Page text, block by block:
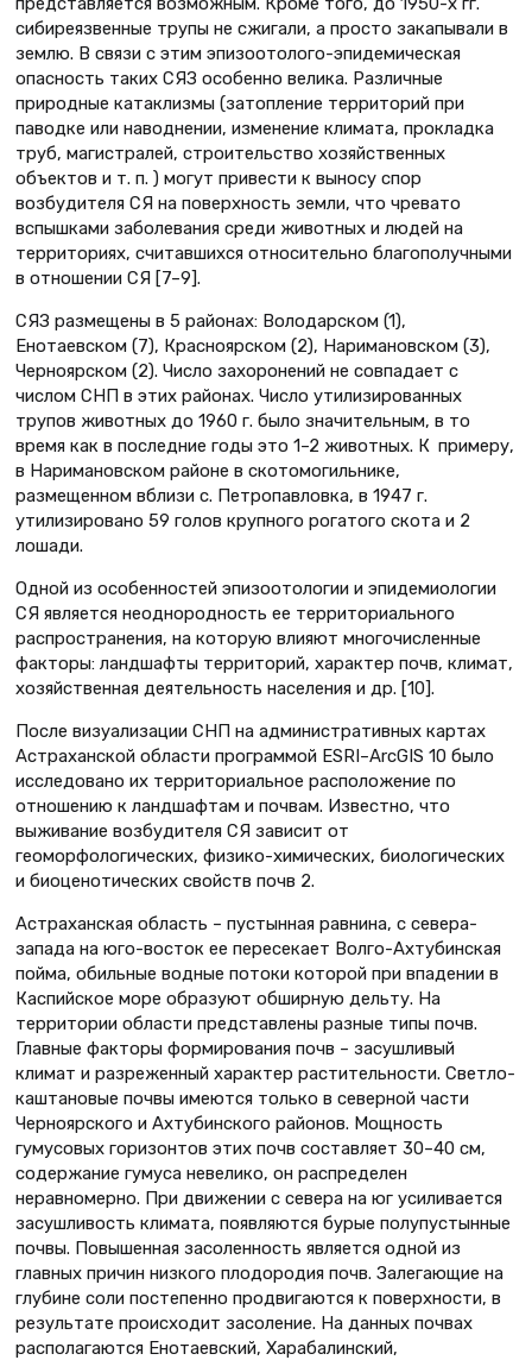
сибиреязвенные трупы не сжигали, а просто закапывали в
землю. В связи с этим эпизоотолого-эпидемическая
опасность таких СЯЗ особенно велика. Различные
природные катаклизмы (затопление территорий при
паводке или наводнении, изменение климата, прокладка
труб, магистралей, строительство хозяйственных
объектов и т. п. ) могут привести к выносу спор
возбудителя СЯ на поверхность земли, что чревато
вспышками заболевания среди животных и людей на
территориях, считавшихся относительно благополучными
в отношении СЯ [7–9].
СЯЗ размещены в 5 районах: Володарском (1),
Енотаевском (7), Красноярском (2), Наримановском (3),
Черноярском (2). Число захоронений не совпадает с
числом СНП в этих районах. Число утилизированных
трупов животных до 1960 г. было значительным, в то
время как в последние годы это 1–2 животных. К примеру,
в Наримановском районе в скотомогильнике,
размещенном вблизи с. Петропавловка, в 1947 г.
утилизировано 59 голов крупного рогатого скота и 2
лошади.
Одной из особенностей эпизоотологии и эпидемиологии
СЯ является неоднородность ее территориального
распространения, на которую влияют многочисленные
факторы: ландшафты территорий, характер почв, климат,
хозяйственная деятельность населения и др. [10].
После визуализации СНП на административных картах
Астраханской области программой ESRI–ArcGIS 10 было
исследовано их территориальное расположение по
отношению к ландшафтам и почвам. Известно, что
выживание возбудителя СЯ зависит от
геоморфологических, физико-химических, биологических
и биоценотических свойств почв 2.
Астраханская область – пустынная равнина, с севера-
запада на юго-восток ее пересекает Волго-Ахтубинская
пойма, обильные водные потоки которой при впадении в
Каспийское море образуют обширную дельту. На
территории области представлены разные типы почв.
Главные факторы формирования почв – засушливый
климат и разреженный характер растительности. Светло-
каштановые почвы имеются только в северной части
Черноярского и Ахтубинского районов. Мощность
гумусовых горизонтов этих почв составляет 30–40 см,
содержание гумуса невелико, он распределен
неравномерно. При движении с севера на юг усиливается
засушливость климата, появляются бурые полупустынные
почвы. Повышенная засоленность является одной из
главных причин низкого плодородия почв. Залегающие на
глубине соли постепенно продвигаются к поверхности, в
результате происходит засоление. На данных почвах
располагаются Енотаевский, Харабалинский,